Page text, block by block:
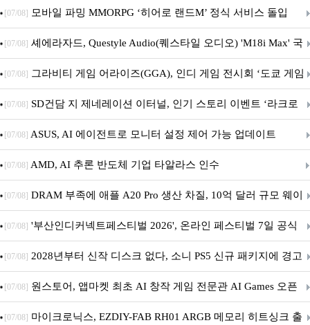
M.2 NVMe 디앤디컴 1TB
[07/08] 모바일 파밍 MMORPG ‘히어로 랜드M’ 정식 서비스 돌입
[07/08] 셰에라자드, Questyle Audio(퀘스타일 오디오) 'M18i Max' 국
내 정식 출시
[07/08] 그라비티 게임 어라이즈(GGA), 인디 게임 전시회 ‘도쿄 게임
던전 13’ 참가!
[07/08] SD건담 지 제네레이션 이터널, 인기 스토리 이벤트 ‘라크로
아의 용사’ 재개최 및 풍성한 기념 이벤트 실시!
[07/08] ASUS, AI 에이전트로 모니터 설정 제어 가능 업데이트
[07/08] AMD, AI 추론 반도체 기업 타알라스 인수
[07/08] DRAM 부족에 애플 A20 Pro 생산 차질, 10억 달러 규모 웨이
퍼 대기
[07/08] '부산인디커넥트페스티벌 2026', 온라인 페스티벌 7일 공식
개막... 22일간 진행
[07/08] 2028년부터 신작 디스크 없다, 소니 PS5 신규 패키지에 경고
문 추가
[07/08] 원스토어, 앱마켓 최초 AI 창작 게임 전문관 AI Games 오픈
[07/08] 마이크로닉스, EZDIY-FAB RH01 ARGB 메모리 히트싱크 출